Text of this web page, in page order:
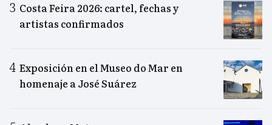
Costa Feira 2026: cartel, fechas y
artistas confirmados
Exposición en el Museo do Mar en
homenaje a José Suárez